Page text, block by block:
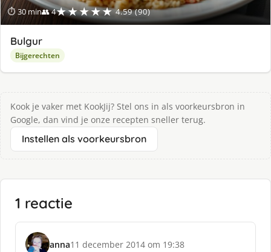
⏱ 30 min👥 4★★★★★ 4.59 (90)
Bulgur
Bijgerechten
Kook je vaker met KookJij? Stel ons in als voorkeursbron in
Google, dan vind je onze recepten sneller terug.
Instellen als voorkeursbron
1 reactie
anna11 december 2014 om 19:38